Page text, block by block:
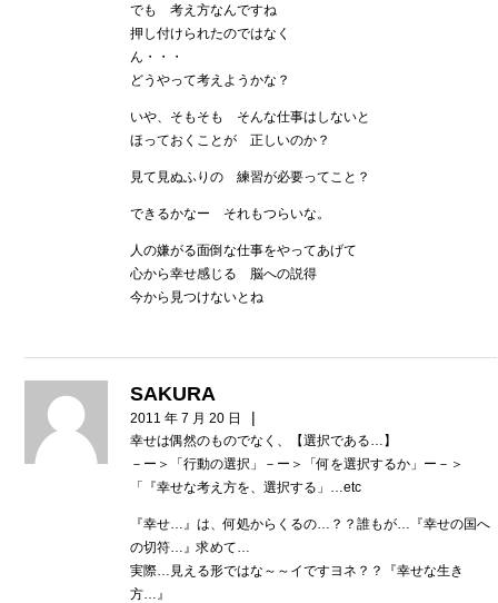
でも 考え方なんですね
押し付けられたのではなく
ん・・・
どうやって考えようかな？
いや、そもそも そんな仕事はしないと
ほっておくことが 正しいのか？
見て見ぬふりの 練習が必要ってこと？
できるかなー それもつらいな。
人の嫌がる面倒な仕事をやってあげて
心から幸せ感じる 脳への説得
今から見つけないとね
SAKURA
2011 年 7 月 20 日 |
幸せは偶然のものでなく、【選択である…】
－ー＞「行動の選択」－ー＞「何を選択するか」ー－＞
「『幸せな考え方を、選択する」…etc
『幸せ…』は、何処からくるの…？？誰もが…『幸せの国へ
の切符…』求めて…
実際…見える形ではな～～イですヨネ？？『幸せな生き
方…』